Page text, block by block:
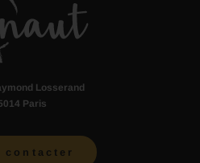
Losserand
Paris
contacter